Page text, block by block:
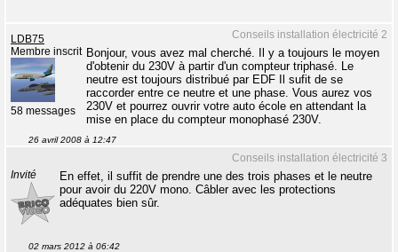
Conseils installation électricité 2
LDB75
Membre inscrit
58 messages
Bonjour, vous avez mal cherché. Il y a toujours le moyen
d'obtenir du 230V à partir d'un compteur triphasé. Le
neutre est toujours distribué par EDF Il sufit de se
raccorder entre ce neutre et une phase. Vous aurez vos
230V et pourrez ouvrir votre auto école en attendant la
mise en place du compteur monophasé 230V.
26 avril 2008 à 12:47
Conseils installation électricité 3
Invité
En effet, il suffit de prendre une des trois phases et le neutre
pour avoir du 220V mono. Câbler avec les protections
adéquates bien sûr.
02 mars 2012 à 06:42